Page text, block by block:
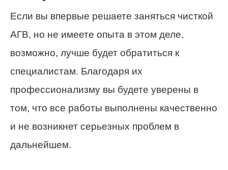
Если вы впервые решаете заняться чисткой
АГВ, но не имеете опыта в этом деле,
возможно, лучше будет обратиться к
специалистам. Благодаря их
профессионализму вы будете уверены в
том, что все работы выполнены качественно
и не возникнет серьезных проблем в
дальнейшем.